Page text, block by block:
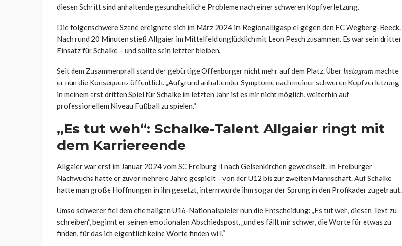
diesen Schritt sind anhaltende gesundheitliche Probleme nach einer schweren Kopfverletzung.
Die folgenschwere Szene ereignete sich im März 2024 im Regionalligaspiel gegen den FC Wegberg-Beeck.
Nach rund 20 Minuten stieß Allgaier im Mittelfeld unglücklich mit Leon Pesch zusammen. Es war sein dritter
Einsatz für Schalke – und sollte sein letzter bleiben.
Seit dem Zusammenprall stand der gebürtige Offenburger nicht mehr auf dem Platz. Über Instagram machte
er nun die Konsequenz öffentlich: „Aufgrund anhaltender Symptome nach meiner schweren Kopfverletzung
in meinem erst dritten Spiel für Schalke im letzten Jahr ist es mir nicht möglich, weiterhin auf
professionellem Niveau Fußball zu spielen.“
„Es tut weh“: Schalke-Talent Allgaier ringt mit
dem Karriereende
Allgaier war erst im Januar 2024 vom SC Freiburg II nach Gelsenkirchen gewechselt. Im Freiburger
Nachwuchs hatte er zuvor mehrere Jahre gespielt – von der U12 bis zur zweiten Mannschaft. Auf Schalke
hatte man große Hoffnungen in ihn gesetzt, intern wurde ihm sogar der Sprung in den Profikader zugetraut.
Umso schwerer fiel dem ehemaligen U16-Nationalspieler nun die Entscheidung: „Es tut weh, diesen Text zu
schreiben“, beginnt er seinen emotionalen Abschiedspost, „und es fällt mir schwer, die Worte für etwas zu
finden, für das ich eigentlich keine Worte finden will.“